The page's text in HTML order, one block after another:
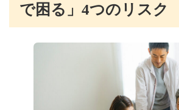
で困る」4つのリスク